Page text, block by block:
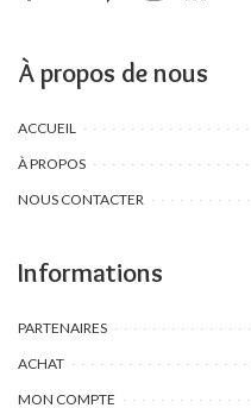
À propos de nous
ACCUEIL
À PROPOS
NOUS CONTACTER
Informations
PARTENAIRES
ACHAT
MON COMPTE